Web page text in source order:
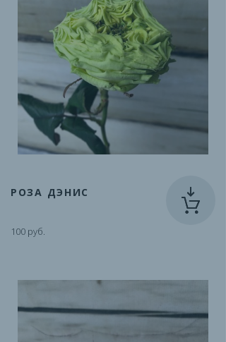
РОЗА ДЭНИС
100 руб.